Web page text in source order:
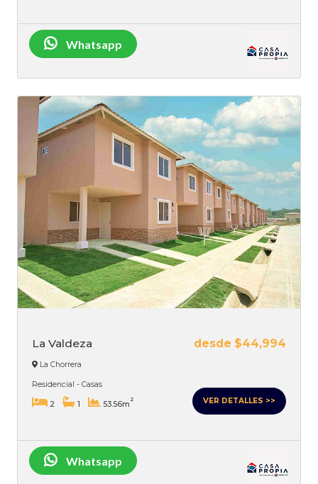
Whatsapp
La Valdeza desde $44,994
La Chorrera
Residencial - Casas
2 1 53.56m
2 VER DETALLES >>
Whatsapp